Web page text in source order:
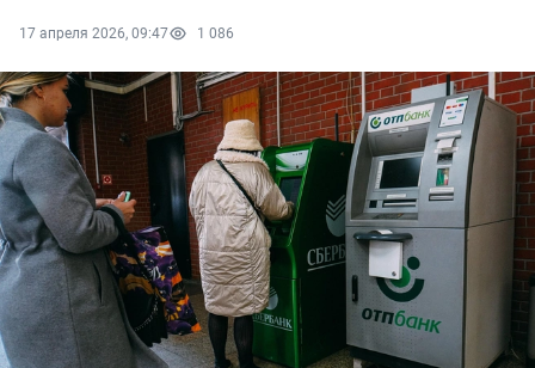
17 апреля 2026, 09:47 1 086